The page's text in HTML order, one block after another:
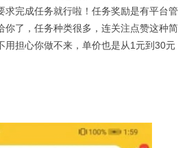
求完成任务就行啦！任务奖励是有平台管
你了，任务种类很多，连关注点赞这种简
用担心你做不来，单价也是从1元到30元